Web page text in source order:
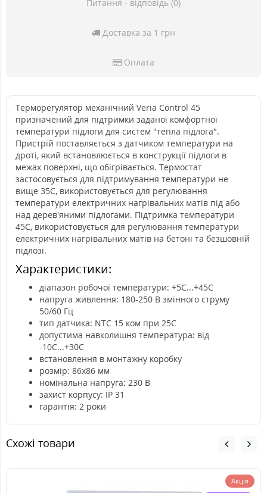
Питання - відповідь (0)
Доставка за 1 грн
Оплата
Терморегулятор механічний Veria Control 45
призначений для підтримки заданої комфортної
температури підлоги для систем "тепла підлога".
Пристрій поставляється з датчиком температури на
дроті, який встановлюється в конструкції підлоги в
межах поверхні, що обігрівається. Термостат
застосовується для підтримування температури не
вище 35С, використовується для регулювання
температури електричних нагрівальних матів під або
над дерев'яними підлогами. Підтримка температури
45С, використовується для регулювання температури
електричних нагрівальних матів на бетоні та безшовній
підлозі.
Характеристики:
діапазон робочої температури: +5С...+45С
напруга живлення: 180-250 В змінного струму
50/60 Гц
тип датчика: NTC 15 ком при 25С
допустима навколишня температура: від
-10С...+30С
встановлення в монтажну коробку
розмір: 86х86 мм
номінальна напруга: 230 В
захист корпусу: IP 31
гарантія: 2 роки
Схожі товари
Акція